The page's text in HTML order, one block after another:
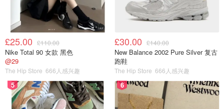
£25.00 £110.00
Nike Total 90 女款 黑色
@29
The Hip Store 666人感兴趣
£30.00 £140.00
New Balance 2002 Pure Silver 复古
跑鞋
The Hip Store 666人感兴趣
5 6